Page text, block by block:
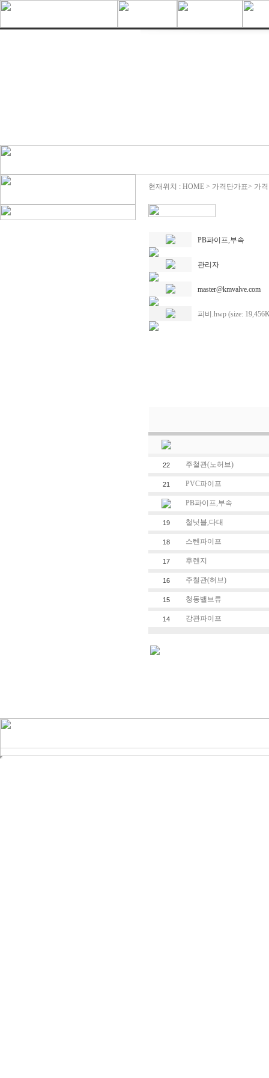
현재위치 : HOME > 가격단가표> 가
PB파이프,부속
관리자
master@kmvalve.com
피비.hwp (size:
22 주철관(노허브)
21 PVC파이프
PB파이프,부속
19 철닛블,다대
18 스텐파이프
17 후렌지
16 주철관(허브)
15 청동밸브류
14 강관파이프